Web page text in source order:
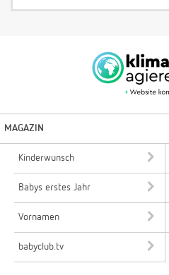
MAGAZIN
Kinderwunsch
Babys erstes Jahr
Vornamen
babyclub.tv